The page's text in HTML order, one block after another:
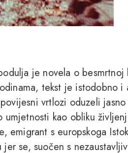
je novela o
tekst je istodobno i
vrtlozi oduzeli
kao obliku
emigrant s europskoga
se, suočen s